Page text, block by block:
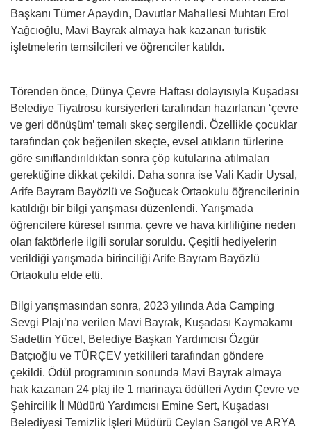
Başkanı Tümer Apaydın, Davutlar Mahallesi Muhtarı Erol
Yağcıoğlu, Mavi Bayrak almaya hak kazanan turistik
işletmelerin temsilcileri ve öğrenciler katıldı.
Törenden önce, Dünya Çevre Haftası dolayısıyla Kuşadası
Belediye Tiyatrosu kursiyerleri tarafından hazırlanan ‘çevre
ve geri dönüşüm’ temalı skeç sergilendi. Özellikle çocuklar
tarafından çok beğenilen skeçte, evsel atıkların türlerine
göre sınıflandırıldıktan sonra çöp kutularına atılmaları
gerektiğine dikkat çekildi. Daha sonra ise Vali Kadir Uysal,
Arife Bayram Bayözlü ve Soğucak Ortaokulu öğrencilerinin
katıldığı bir bilgi yarışması düzenlendi. Yarışmada
öğrencilere küresel ısınma, çevre ve hava kirliliğine neden
olan faktörlerle ilgili sorular soruldu. Çeşitli hediyelerin
verildiği yarışmada birinciliği Arife Bayram Bayözlü
Ortaokulu elde etti.
Bilgi yarışmasından sonra, 2023 yılında Ada Camping
Sevgi Plajı’na verilen Mavi Bayrak, Kuşadası Kaymakamı
Sadettin Yücel, Belediye Başkan Yardımcısı Özgür
Batçıoğlu ve TÜRÇEV yetkilileri tarafından göndere
çekildi. Ödül programının sonunda Mavi Bayrak almaya
hak kazanan 24 plaj ile 1 marinaya ödülleri Aydın Çevre ve
Şehircilik İl Müdürü Yardımcısı Emine Sert, Kuşadası
Belediyesi Temizlik İşleri Müdürü Ceylan Sarıgöl ve ARYA